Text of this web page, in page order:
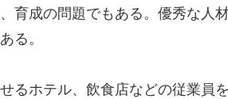
育成の問題でもある。優秀な人
る。
るホテル、飲食店などの従業員